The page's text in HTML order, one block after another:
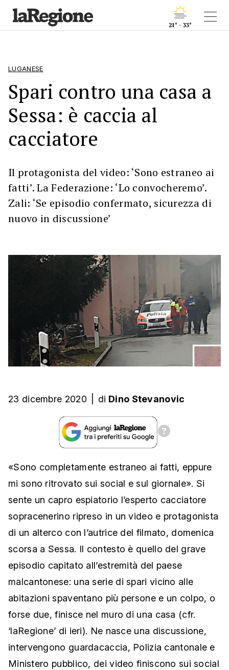
21° - 33°
LUGANESE
Spari contro una casa a
Sessa: è caccia al
cacciatore
Il protagonista del video: ‘Sono estraneo ai
fatti’. La Federazione: ‘Lo convocheremo’.
Zali: ‘Se episodio confermato, sicurezza di
nuovo in discussione’
23 dicembre 2020 di Dino Stevanovic
«Sono completamente estraneo ai fatti, eppure
mi sono ritrovato sui social e sul giornale». Si
sente un capro espiatorio l’esperto cacciatore
sopracenerino ripreso in un video e protagonista
di un alterco con l’autrice del filmato, domenica
scorsa a Sessa. Il contesto è quello del grave
episodio capitato all’estremità del paese
malcantonese: una serie di spari vicino alle
abitazioni spaventano più persone e un colpo, o
forse due, finisce nel muro di una casa (cfr.
‘laRegione’ di ieri). Ne nasce una discussione,
intervengono guardacaccia, Polizia cantonale e
Ministero pubblico, dei video finiscono sui social